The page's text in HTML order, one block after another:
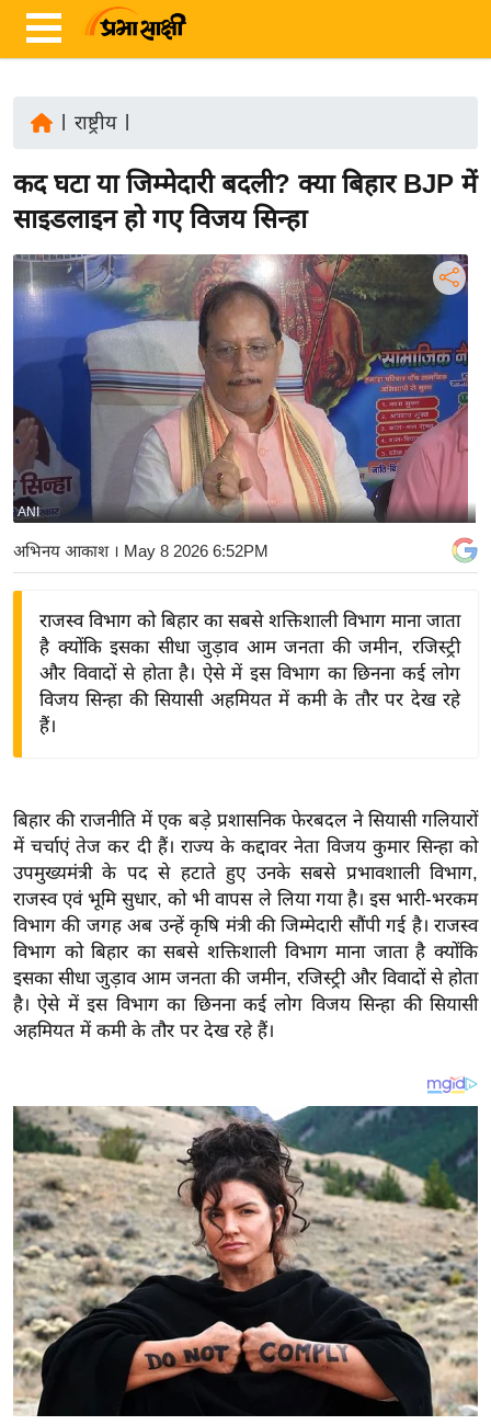
ज़ा
ख
र
रा
ष्ट्री
य
अं
त
र्रा
ष्ट्री
य
बि
ज़
द्यो
त
वि
शे
ष
ज्ञ
रा
य
ब
खे
ल
क्रि
के
ट
I
P
L
2
0
2
राष्ट्रीय|
कद घटा या जिम्मेदारी बदली? क्या बिहार BJP में
साइडलाइन हो गए विजय सिन्हा
ANI
अभिनय आकाश। May 8 2026 6:52PM
राजस्व विभाग को बिहार का सबसे शक्तिशाली विभाग माना जाता
है क्योंकि इसका सीधा जुड़ाव आम जनता की जमीन, रजिस्ट्री
और विवादों से होता है। ऐसे में इस विभाग का छिनना कई लोग
विजय सिन्हा की सियासी अहमियत में कमी के तौर पर देख रहे
हैं।
बिहार की राजनीति में एक बड़े प्रशासनिक फेरबदल ने सियासी गलियारों
में चर्चाएं तेज कर दी हैं। राज्य के कद्दावर नेता विजय कुमार सिन्हा को
उपमुख्यमंत्री के पद से हटाते हुए उनके सबसे प्रभावशाली विभाग,
राजस्व एवं भूमि सुधार, को भी वापस ले लिया गया है। इस भारी-भरकम
विभाग की जगह अब उन्हें कृषि मंत्री की जिम्मेदारी सौंपी गई है। राजस्व
विभाग को बिहार का सबसे शक्तिशाली विभाग माना जाता है क्योंकि
इसका सीधा जुड़ाव आम जनता की जमीन, रजिस्ट्री और विवादों से होता
है। ऐसे में इस विभाग का छिनना कई लोग विजय सिन्हा की सियासी
अहमियत में कमी के तौर पर देख रहे हैं।